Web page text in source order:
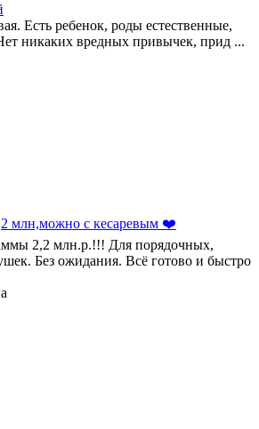
Есть ребенок, роды естественные,
никаких вредных привычек, прид ...
млн,можно с кесаревым ❤️
2,2 млн.р.!!! Для порядочных,
Без ожидания. Всё готово и быстро